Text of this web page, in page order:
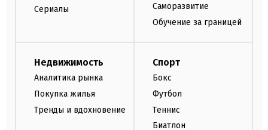
Сериалы
Саморазвитие
Обучение за границей
Недвижимость
Аналитика рынка
Покупка жилья
Тренды и вдохновение
Спорт
Бокс
Футбол
Теннис
Биатлон